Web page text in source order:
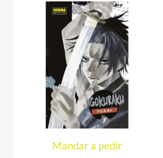
Mandar a pedir